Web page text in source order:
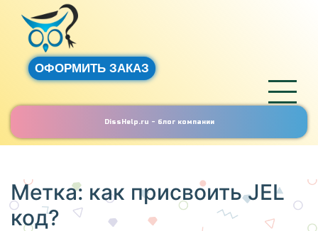
ОФОРМИТЬ ЗАКАЗ
DissHelp.ru - блог компании
Метка: как присвоить JEL
код?